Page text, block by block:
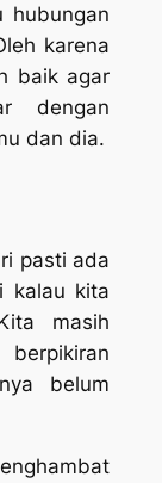
hubungan
karena
baik agar
dengan
dan dia.
pasti ada
kalau kita
masih
berpikiran
belum